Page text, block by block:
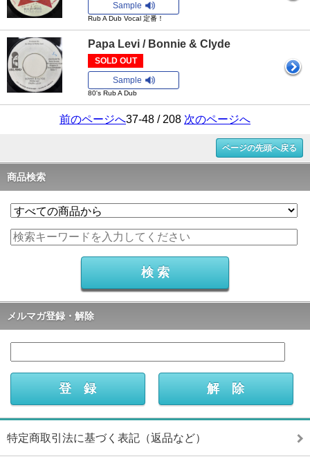
Sample
Rub A Dub Vocal 定番！
Papa Levi / Bonnie & Clyde
SOLD OUT
Sample
80's Rub A Dub
前のページへ37-48 / 208 次のページへ
ページの先頭へ戻る
商品検索
メルマガ登録・解除
特定商取引法に基づく表記（返品など）